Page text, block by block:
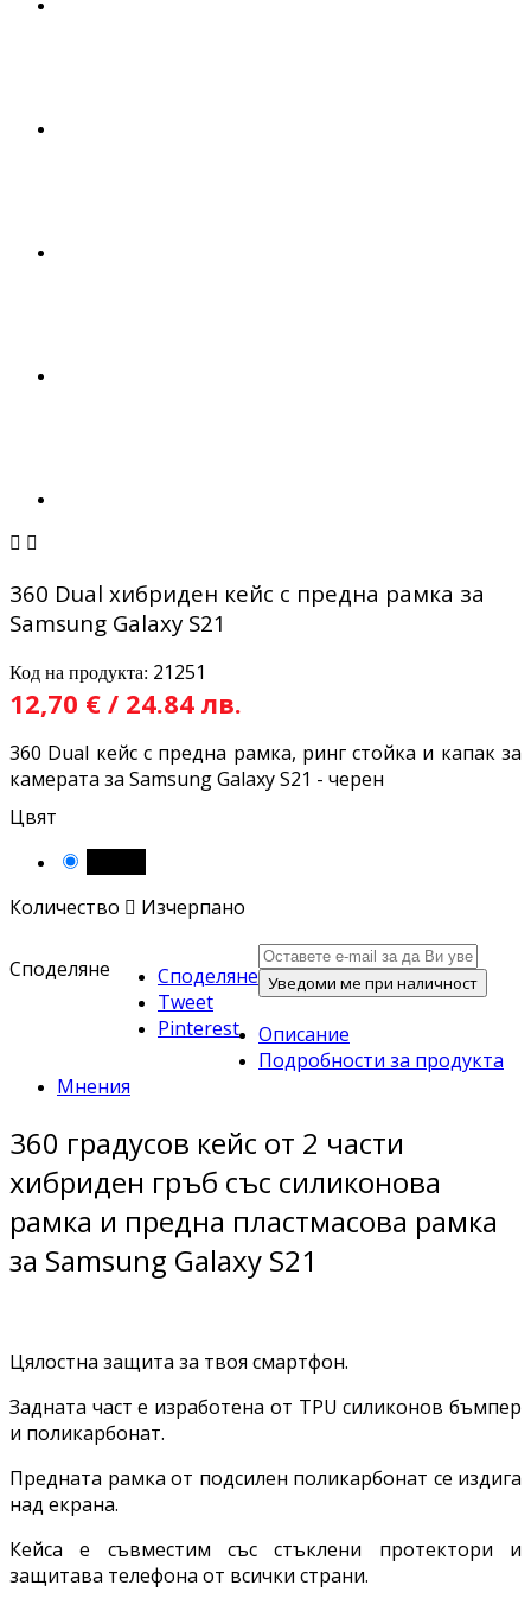
 
360 Dual хибриден кейс с предна рамка за
Samsung Galaxy S21
Код на продукта: 21251
12,70 € / 24.84 лв.
360 Dual кейс с предна рамка, ринг стойка и капак за
камерата за Samsung Galaxy S21 - черен
Цвят
Количество  Изчерпано
Споделяне
Споделяне
Tweet
Pinterest
Уведоми ме при наличност
Описание
Подробности за продукта
Мнения
360 градусов кейс от 2 части
хибриден гръб със силиконова
рамка и предна пластмасова рамка
за Samsung Galaxy S21
Цялостна защита за твоя смартфон.
Задната част е изработена от TPU силиконов бъмпер
и поликарбонат.
Предната рамка от подсилен поликарбонат се издига
над екрана.
Кейса е съвместим със стъклени протектори и
защитава телефона от всички страни.